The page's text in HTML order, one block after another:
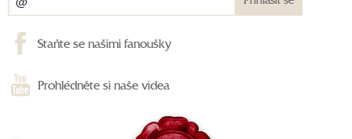
Staňte se našimi fanoušky
Prohlédněte si naše videa